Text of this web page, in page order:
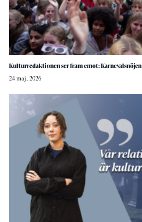
Kulturredaktionen ser fram emot: Karnevalsnöjen
24 maj, 2026